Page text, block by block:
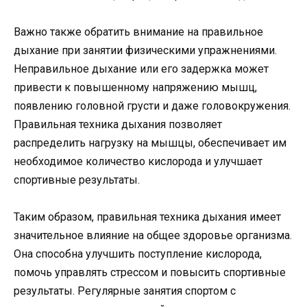
Важно также обратить внимание на правильное
дыхание при занятии физическими упражнениями.
Неправильное дыхание или его задержка может
привести к повышенному напряжению мышц,
появлению головной грусти и даже головокружения.
Правильная техника дыхания позволяет
распределить нагрузку на мышцы, обеспечивает им
необходимое количество кислорода и улучшает
спортивные результаты.
Таким образом, правильная техника дыхания имеет
значительное влияние на общее здоровье организма.
Она способна улучшить поступление кислорода,
помочь управлять стрессом и повысить спортивные
результаты. Регулярные занятия спортом с